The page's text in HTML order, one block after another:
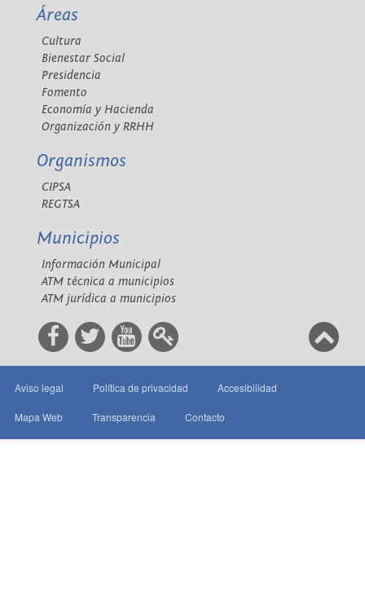
Áreas
Cultura
Bienestar Social
Presidencia
Fomento
Economía y Hacienda
Organización y RRHH
Organismos
CIPSA
REGTSA
Municipios
Información Municipal
ATM técnica a municipios
ATM jurídica a municipios
Aviso legal Política de privacidad Accesibilidad
Mapa Web Transparencia Contacto